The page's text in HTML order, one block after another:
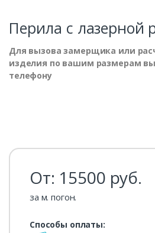
Перила с лазерной
Для вызова замерщика или
изделия по вашим размерам
телефону
От: 15500 руб.
за м. погон.
Способы оплаты: